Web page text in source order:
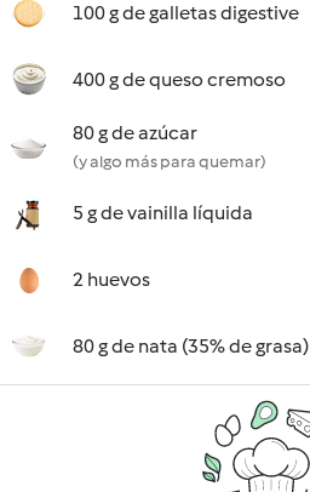
100 g de galletas digestive
400 g de queso cremoso
80 g de azúcar
(y algo más para quemar)
5 g de vainilla líquida
2 huevos
80 g de nata (35% de grasa)